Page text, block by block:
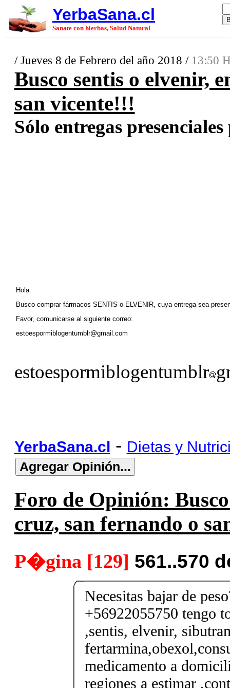
YerbaSana.cl
Sanate con hierbas, Salud Natural
/ Jueves 8 de Febrero del año 2018 / 13:50
Busco sentis o elvenir,
san vicente!!!
Sólo entregas
Hola.
Busco comprar fármacos SENTIS o ELVENIR, cuya entrega sea
Favor, comunicarse al siguiente correo:
estoespormiblogentumblr@gmail.com
estoespormiblogentumblr
YerbaSana.cl - Dietas y
Foro de Opinión:
cruz, san fernando o
P�gina [129] 561..570
Necesitas bajar de
+56922055750 tengo
,sentis, elvenir,
medicamento a
regiones a estimar